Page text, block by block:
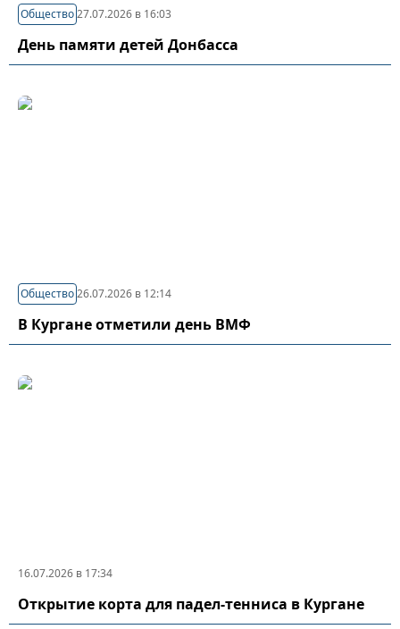
Общество27.07.2026 в 16:03
День памяти детей Донбасса
Общество26.07.2026 в 12:14
В Кургане отметили день ВМФ
16.07.2026 в 17:34
Открытие корта для падел-тенниса в Кургане